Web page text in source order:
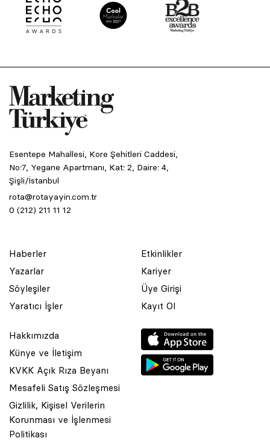
Esentepe Mahallesi, Kore Şehitleri Caddesi,
No:7, Yegane Apartmanı, Kat: 2, Daire: 4,
Şişli/İstanbul
rota@rotayayin.com.tr
0 (212) 211 11 12
Haberler
Yazarlar
Söyleşiler
Yaratıcı İşler
Etkinlikler
Kariyer
Üye Girişi
Kayıt Ol
Hakkımızda
Künye ve İletişim
KVKK Açık Rıza Beyanı
Mesafeli Satış Sözleşmesi
Gizlilik, Kişisel Verilerin
Korunması ve İşlenmesi
Politikası
© 2001 Rota Yayın Yapım Tanıtım Tic. Ltd. Şti. Bu Sitede Bulunan